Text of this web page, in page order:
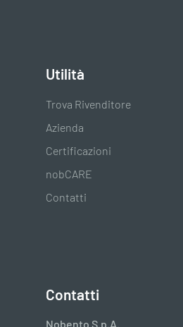
Utilità
Trova Rivenditore
Azienda
Certificazioni
nobCARE
Contatti
Contatti
Nobento S.p.A.